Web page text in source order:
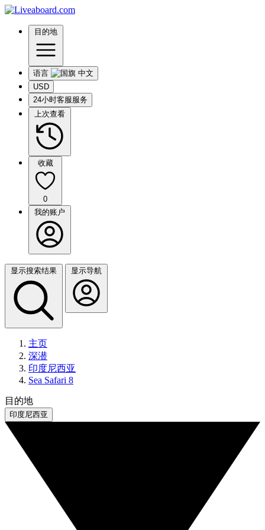
目的地
语言
USD
24小时客服服务
上次查看
收藏
0
我的账户
显示搜索结果 显示导航
主页
深潜
印度尼西亚
Sea Safari 8
目的地
印度尼西亚